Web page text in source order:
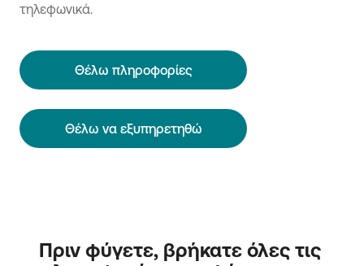
τηλεφωνικά.
Θέλω πληροφορίες
Θέλω να εξυπηρετηθώ
Πριν φύγετε, βρήκατε όλες τις